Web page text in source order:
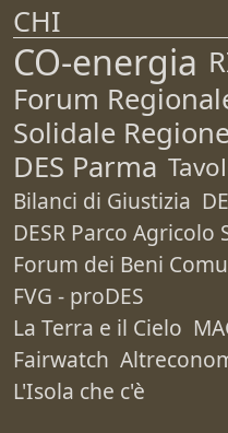
CHI
CO-energia
Forum
Solidale
DES Parma
Bilanci di Giustizia
DESR Parco Agricolo
Forum dei Beni
FVG - proDES
La Terra e il Cielo
Fairwatch
L'Isola che c'è